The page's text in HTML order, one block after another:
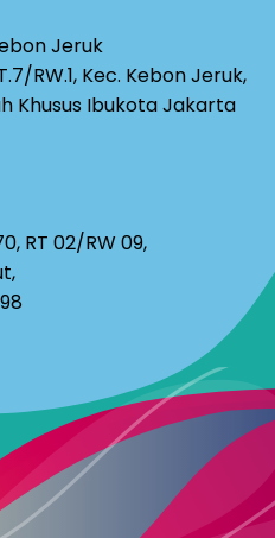
Jeruk
RW.1, Kec. Kebon Jeruk,
Khusus Ibukota Jakarta
RT 02/RW 09,